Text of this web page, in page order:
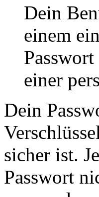
Dein
einem
einer
Dein
sicher ist.
Passwort